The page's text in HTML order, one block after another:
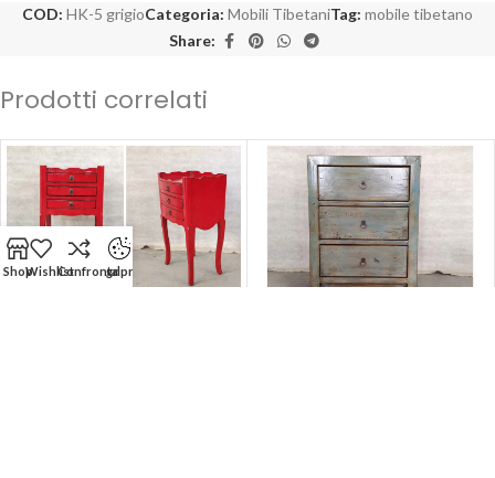
COD: HK-5 grigioCategoria: Mobili TibetaniTag: mobile tibetano
Share:
Prodotti correlati
ShopWishlistConfrontagdpr